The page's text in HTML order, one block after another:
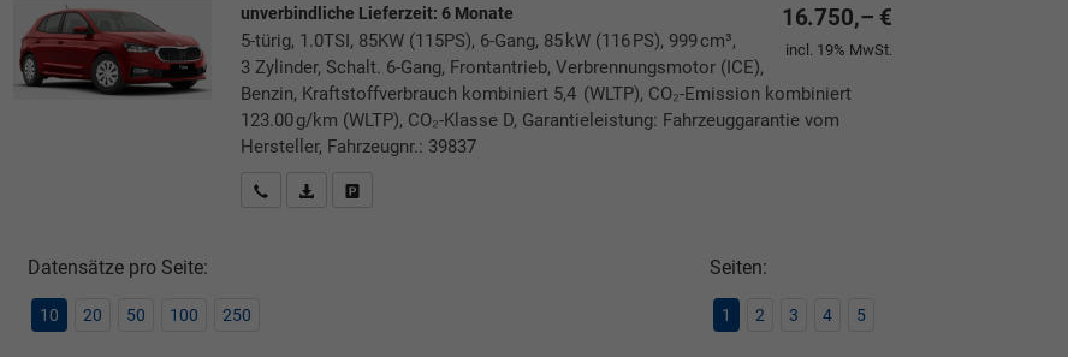
16.750,– €
incl. 19% MwSt.
unverbindliche Lieferzeit: 6 Monate
5-türig, 1.0TSI, 85KW (115PS), 6-Gang, 85 kW (116 PS), 999 cm³,
3 Zylinder, Schalt. 6-Gang, Frontantrieb, Verbrennungsmotor (ICE),
Benzin, Kraftstoffverbrauch kombiniert 5,4 (WLTP), CO₂-Emission kombiniert
123.00 g/km (WLTP), CO₂-Klasse D, Garantieleistung: Fahrzeuggarantie vom
Hersteller, Fahrzeugnr.: 39837
Rückrufbitte absenden
PDF-Datei, Fahrzeugexposé drucken
Drucken, parken oder vergleichen
Datensätze pro Seite:
10 20 50 100 250
Seiten:
1 2 3 4 5